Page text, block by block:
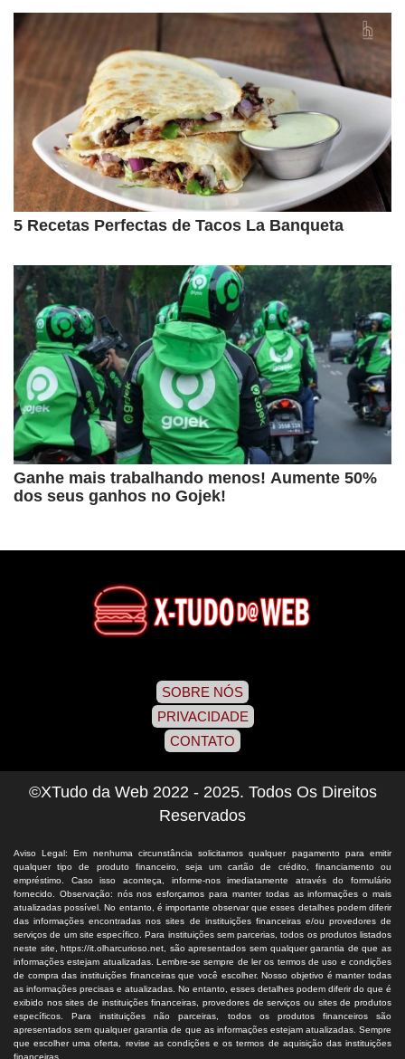
5 Recetas Perfectas de Tacos La Banqueta
Ganhe mais trabalhando menos! Aumente 50%
dos seus ganhos no Gojek!
SOBRE NÓS
PRIVACIDADE
CONTATO
©XTudo da Web 2022 - 2025. Todos Os Direitos
Reservados
Aviso Legal: Em nenhuma circunstância solicitamos qualquer pagamento para emitir
qualquer tipo de produto financeiro, seja um cartão de crédito, financiamento ou
empréstimo. Caso isso aconteça, informe-nos imediatamente através do formulário
fornecido. Observação: nós nos esforçamos para manter todas as informações o mais
atualizadas possível. No entanto, é importante observar que esses detalhes podem diferir
das informações encontradas nos sites de instituições financeiras e/ou provedores de
serviços de um site específico. Para instituições sem parcerias, todos os produtos listados
neste site, https://it.olharcurioso.net, são apresentados sem qualquer garantia de que as
informações estejam atualizadas. Lembre-se sempre de ler os termos de uso e condições
de compra das instituições financeiras que você escolher. Nosso objetivo é manter todas
as informações precisas e atualizadas. No entanto, esses detalhes podem diferir do que é
exibido nos sites de instituições financeiras, provedores de serviços ou sites de produtos
específicos. Para instituições não parceiras, todos os produtos financeiros são
apresentados sem qualquer garantia de que as informações estejam atualizadas. Sempre
que escolher uma oferta, revise as condições e os termos de aquisição das instituições